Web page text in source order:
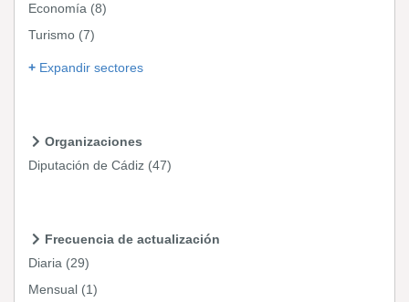
Economía (8)
Turismo (7)
Expandir sectores
Organizaciones
Diputación de Cádiz (47)
Frecuencia de actualización
Diaria (29)
Mensual (1)